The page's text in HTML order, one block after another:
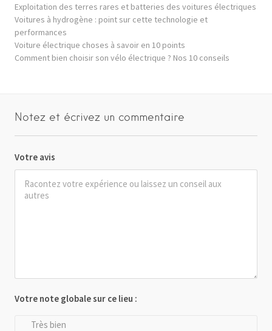
Exploitation des terres rares et batteries des voitures électriques
Voitures à hydrogène : point sur cette technologie et
performances
Voiture électrique choses à savoir en 10 points
Comment bien choisir son vélo électrique ? Nos 10 conseils
Notez et écrivez un commentaire
Votre avis
Votre note globale sur ce lieu :
Très bien